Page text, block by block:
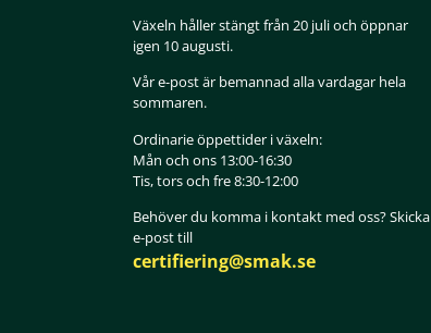
Växeln håller stängt från 20 juli och öppnar
igen 10 augusti.
Vår e-post är bemannad alla vardagar hela
sommaren.
Ordinarie öppettider i växeln:
Mån och ons 13:00-16:30
Tis, tors och fre 8:30-12:00
Behöver du komma i kontakt med oss? Skicka
e-post till
certifiering@smak.se